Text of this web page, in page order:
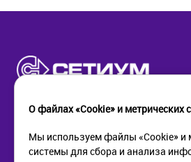
КОМПАНИЯ
О файлах «Cookie» и метрических
Мы используем файлы «Cookie» и
системы для сбора и анализа